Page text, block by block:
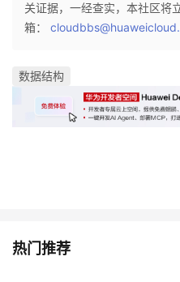
我
课
的
我
藏
的
术
我
云
关证据，一经查实，本社区将
箱：
数据结构
热门推荐